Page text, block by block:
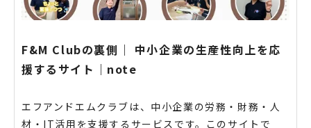
F&M Clubの裏側｜ 中小企業の生産性向上を応
援するサイト｜note
エフアンドエムクラブは、中小企業の労務・財務・人
材・IT活用を支援するサービスです。このサイトで